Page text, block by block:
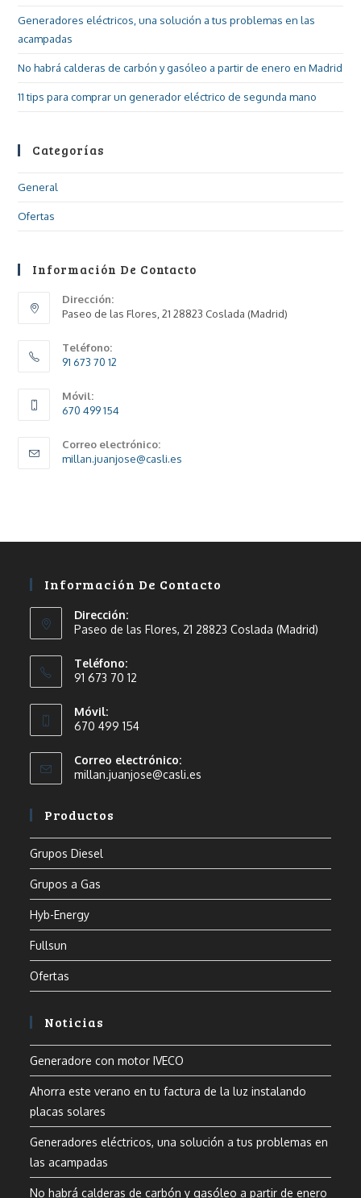
Generadores eléctricos, una solución a tus problemas en las
acampadas
No habrá calderas de carbón y gasóleo a partir de enero en Madrid
11 tips para comprar un generador eléctrico de segunda mano
Categorías
General
Ofertas
Información De Contacto
Dirección:
Paseo de las Flores, 21 28823 Coslada (Madrid)
Teléfono:
91 673 70 12
Móvil:
670 499 154
Correo electrónico:
millan.juanjose@casli.es
Información De Contacto
Dirección:
Paseo de las Flores, 21 28823 Coslada (Madrid)
Teléfono:
91 673 70 12
Móvil:
670 499 154
Correo electrónico:
millan.juanjose@casli.es
Productos
Grupos Diesel
Grupos a Gas
Hyb-Energy
Fullsun
Ofertas
Noticias
Generadore con motor IVECO
Ahorra este verano en tu factura de la luz instalando
placas solares
Generadores eléctricos, una solución a tus problemas en
las acampadas
No habrá calderas de carbón y gasóleo a partir de enero